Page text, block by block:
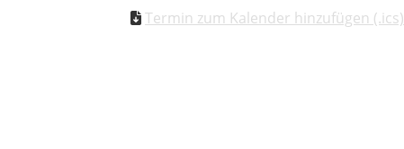
Termin zum Kalender hinzufügen (.ics)